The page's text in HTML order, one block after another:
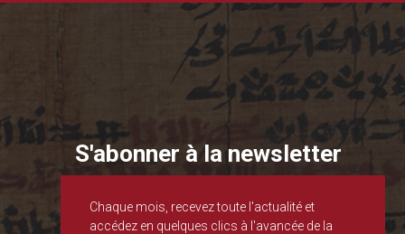
S'abonner à la newsletter
Chaque mois, recevez toute l'actualité et
accédez en quelques clics à l'avancée de la